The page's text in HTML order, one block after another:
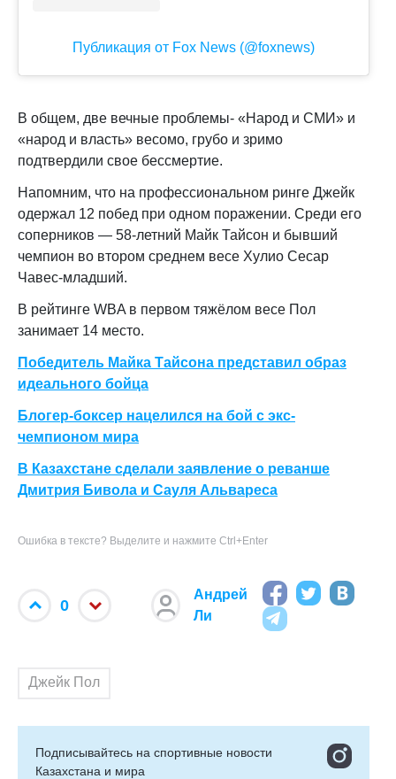
Публикация от Fox News (@foxnews)
В общем, две вечные проблемы- «Народ и СМИ» и
«народ и власть» весомо, грубо и зримо
подтвердили свое бессмертие.
Напомним, что на профессиональном ринге Джейк
одержал 12 побед при одном поражении. Среди его
соперников — 58-летний Майк Тайсон и бывший
чемпион во втором среднем весе Хулио Сесар
Чавес-младший.
В рейтинге WBA в первом тяжёлом весе Пол
занимает 14 место.
Победитель Майка Тайсона представил образ
идеального бойца
Блогер-боксер нацелился на бой с экс-
чемпионом мира
В Казахстане сделали заявление о реванше
Дмитрия Бивола и Сауля Альвареса
Ошибка в тексте? Выделите и нажмите Ctrl+Enter
0
Андрей
Ли
Джейк Пол
Подписывайтесь на cпортивные новости
Казахстана и мира